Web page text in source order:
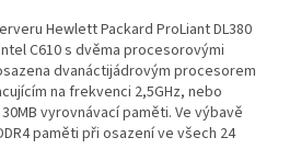
Hewlett Packard ProLiant DL380
C610 s dvěma procesorovými
dvanáctijádrovým procesorem
na frekvenci 2,5GHz, nebo
vyrovnávací paměti. Ve výbavě
paměti při osazení ve všech 24